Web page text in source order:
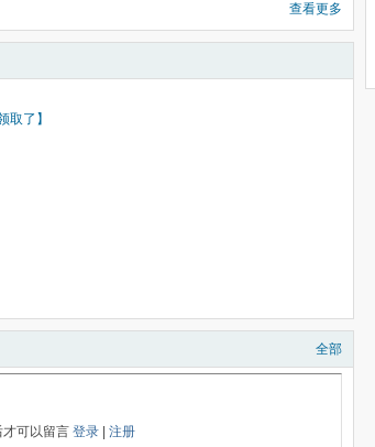
查看更多
取了】
全部
可以留言 登录 注册